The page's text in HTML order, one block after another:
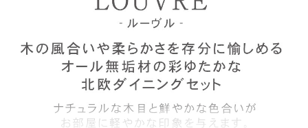
脚部塗装
ラッカー塗装